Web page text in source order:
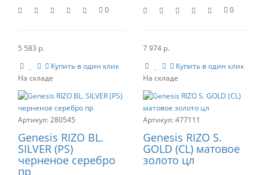
0
5 583 р.
Купить в один клик
0
7 974 р.
Купить в один клик
280545
Genesis RIZO BL.
SILVER (PS)
черненое серебро
пр
477111
Genesis RIZO S.
GOLD (CL) матовое
золото цл